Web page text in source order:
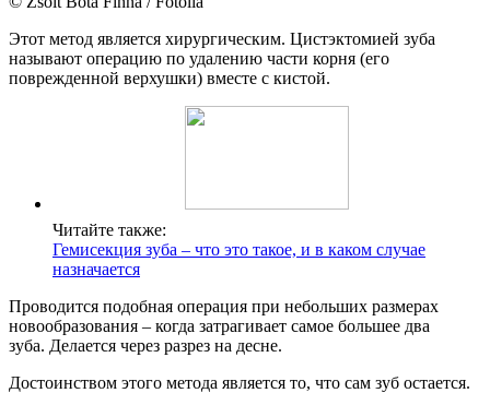
Этот метод является хирургическим. Цистэктомией зуба
называют операцию по удалению части корня (его
поврежденной верхушки) вместе с кистой.
Читайте также:
Гемисекция зуба – что это такое, и в каком случае
назначается
Проводится подобная операция при небольших размерах
новообразования – когда затрагивает самое большее два
зуба. Делается через разрез на десне.
Достоинством этого метода является то, что сам зуб остается.